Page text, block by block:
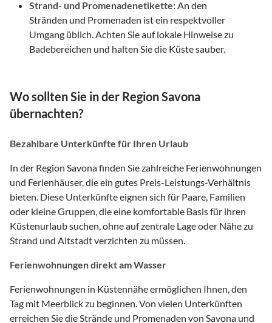
Strand- und Promenadenetikette:An den
Stränden und Promenaden ist ein respektvoller
Umgang üblich. Achten Sie auf lokale Hinweise zu
Badebereichen und halten Sie die Küste sauber.
Wo sollten Sie in der Region Savona
übernachten?
Bezahlbare Unterkünfte für Ihren Urlaub
In der Region Savona finden Sie zahlreiche Ferienwohnungen
und Ferienhäuser, die ein gutes Preis-Leistungs-Verhältnis
bieten. Diese Unterkünfte eignen sich für Paare, Familien
oder kleine Gruppen, die eine komfortable Basis für ihren
Küstenurlaub suchen, ohne auf zentrale Lage oder Nähe zu
Strand und Altstadt verzichten zu müssen.
Ferienwohnungen direkt am Wasser
Ferienwohnungen in Küstennähe ermöglichen Ihnen, den
Tag mit Meerblick zu beginnen. Von vielen Unterkünften
erreichen Sie die Strände und Promenaden von Savona und